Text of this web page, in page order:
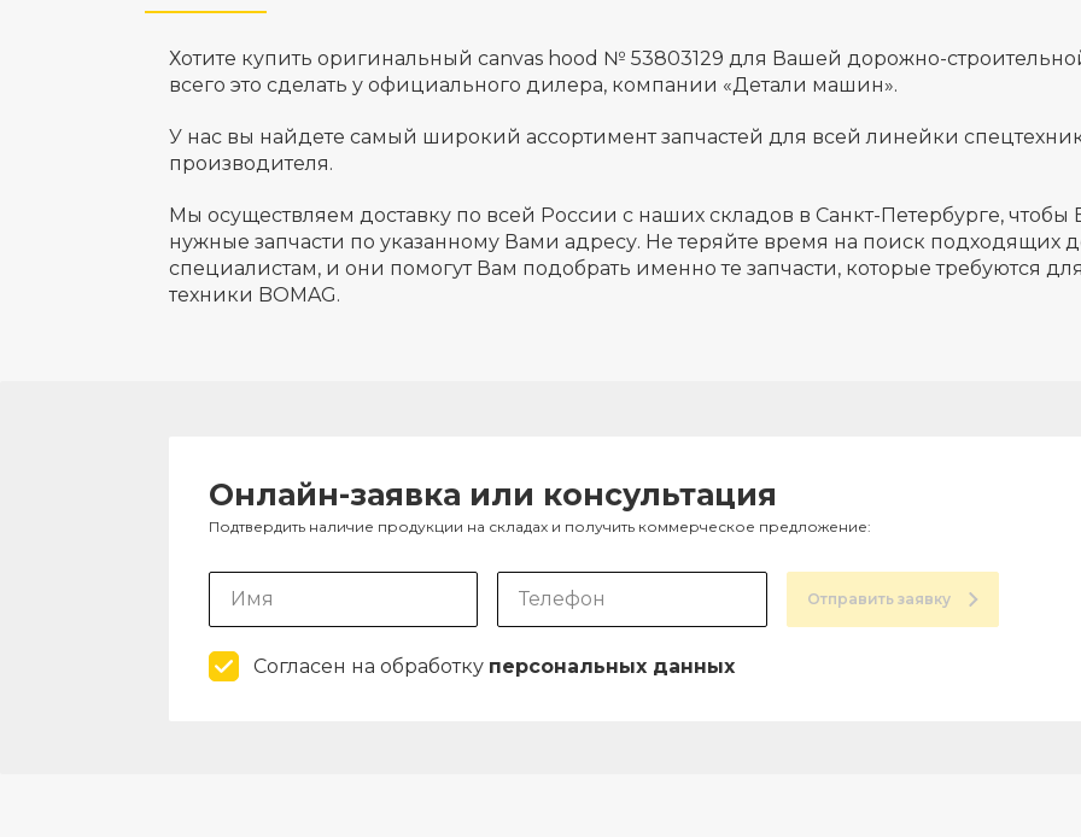
Хотите купить оригинальный canvas hood № 53803129 для Вашей дорожно-
всего это сделать у официального дилера, компании «Детали машин».
У нас вы найдете самый широкий ассортимент запчастей для всей линейки
производителя.
Мы осуществляем доставку по всей России с наших складов в Санкт-Петербурге, чтобы
нужные запчасти по указанному Вами адресу. Не теряйте время на поиск подходящих
специалистам, и они помогут Вам подобрать именно те запчасти, которые требуются
техники BOMAG.
Онлайн-заявка или консультация
Подтвердить наличие продукции на складах и получить коммерческое предложение:
Отправить заявку
Согласен на обработку персональных данных